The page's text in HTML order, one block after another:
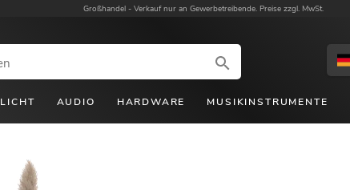
Großhandel - Verkauf nur an Gewerbetreibende. Preise zzgl. MwSt.
LICHT AUDIO HARDWARE MUSIKINSTRUMENTE